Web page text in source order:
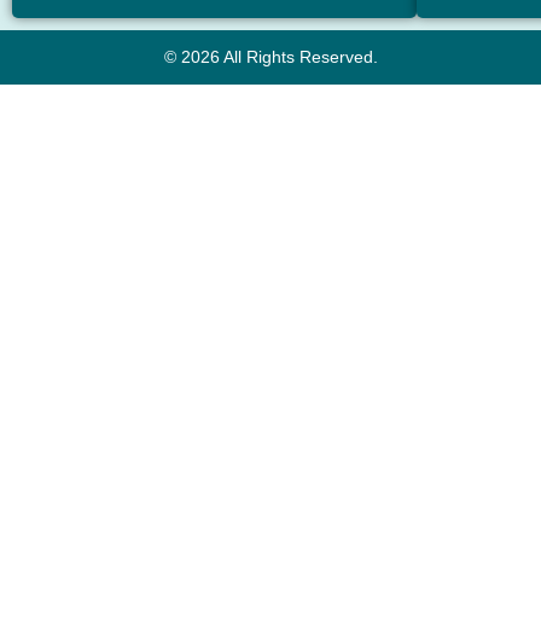
© 2026 All Rights Reserved.